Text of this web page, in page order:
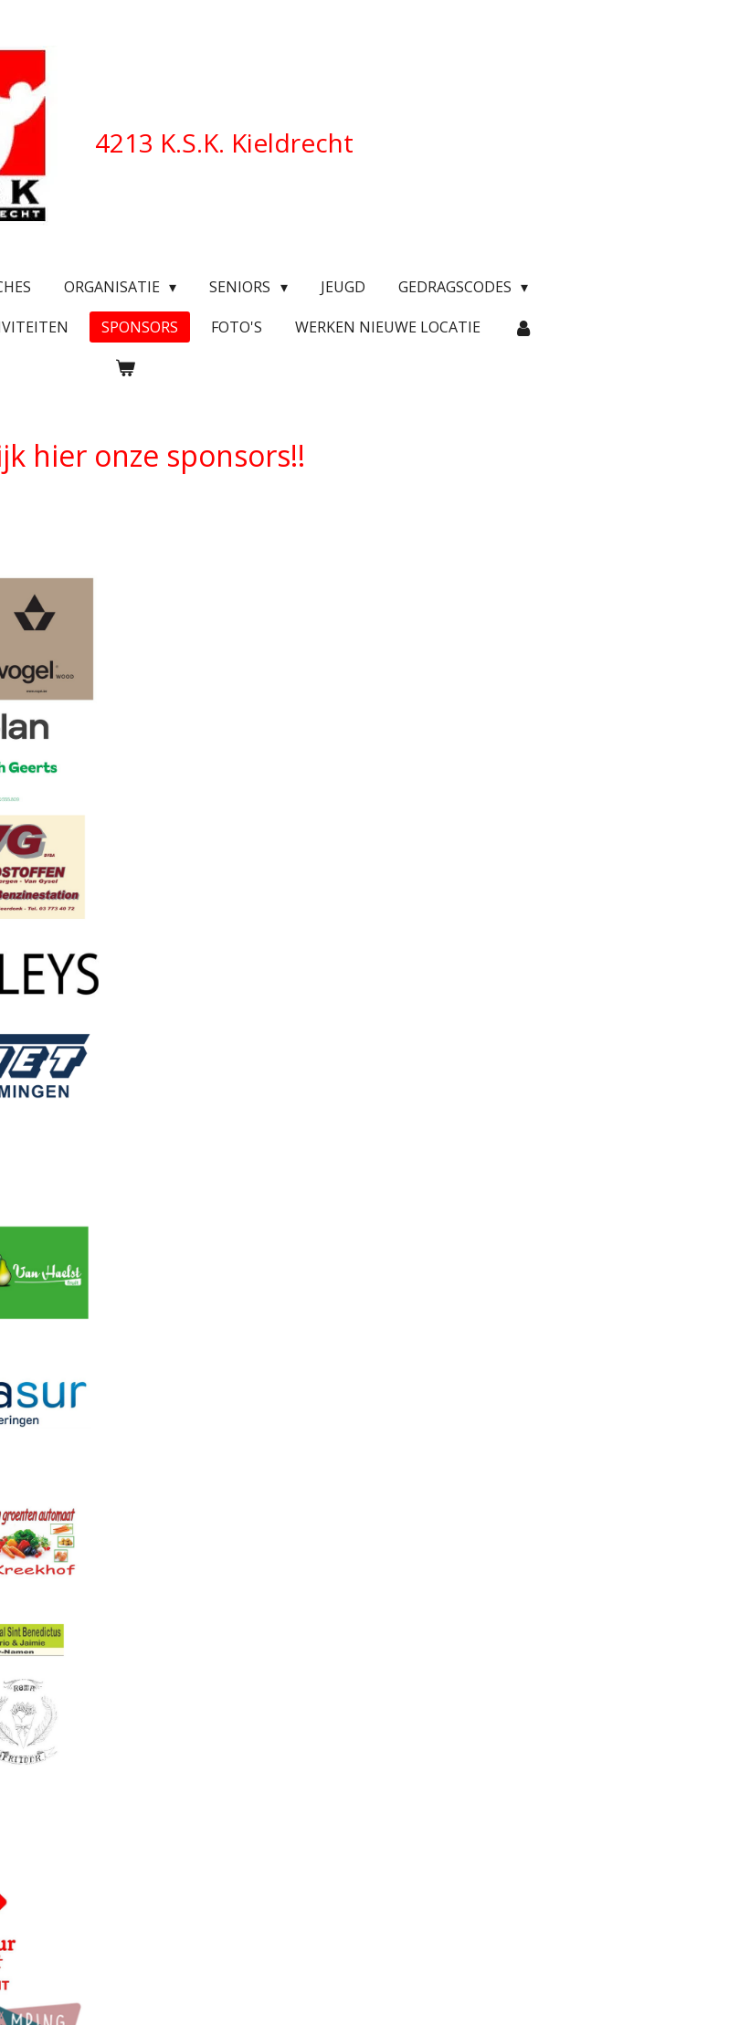
4213 K.S.K. Kieldrecht
ORGANISATIE SENIORS JEUGD
GEDRAGSCODES
SPONSORS FOTO'S WERKEN NIEUWE LOCATIE
hier onze sponsors!!